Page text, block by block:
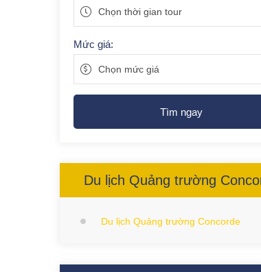
Chọn thời gian tour
Mức giá:
Chọn mức giá
Tìm ngay
Du lịch Quảng trường
Du lịch Quảng trường Concorde